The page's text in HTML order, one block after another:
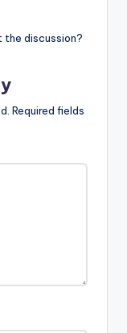
the discussion?
Required fields